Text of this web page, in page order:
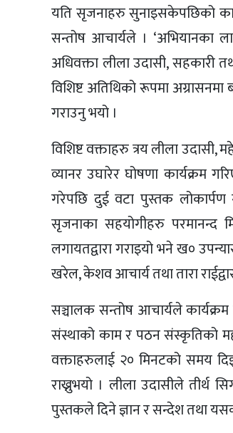
यति सृजनाहरु सुनाइसकेपछिको
सन्तोष आचार्यले । ‘अभियानका
अधिवक्ता लीला उदासी, सहकारी
विशिष्ट अतिथिको रूपमा
गराउनु भयो ।
विशिष्ट वक्ताहरु त्रय लीला उदासी,
व्यानर उघारेर घोषणा कार्यक्रम
गरेपछि दुई वटा पुस्तक लोकार्पण
सृजनाका सहयोगीहरु परमानन्द
लगायतद्वारा गराइयो भने ख०
खरेल, केशव आचार्य तथा तारा
सञ्चालक सन्तोष आचार्यले
संस्थाको काम र पठन संस्कृतिको
वक्ताहरुलाई २० मिनटको समय
राख्नुभयो । लीला उदासीले तीर्थ
पुस्तकले दिने ज्ञान र सन्देश तथा